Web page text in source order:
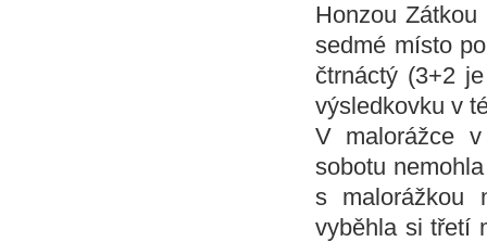
Honzou
sedmé místo
čtrnáctý (3+2
výsledkovku v
V malorážce
sobotu
s malorážkou
vyběhla si třetí